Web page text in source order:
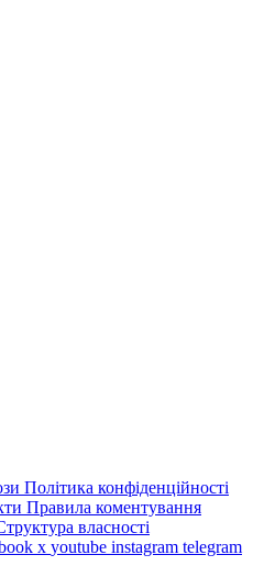
Політика конфіденційності
Правила коментування
власності
x youtube instagram telegram